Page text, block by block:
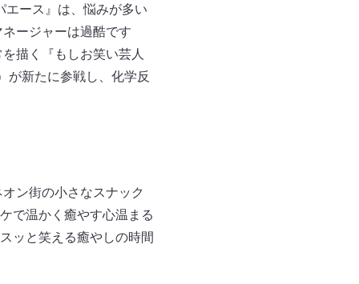
エース』は、悩みが多い
ージャーは過酷です
描く『もしお笑い芸人
が新たに参戦し、化学反
ン街の小さなスナック
で温かく癒やす心温まる
ッと笑える癒やしの時間